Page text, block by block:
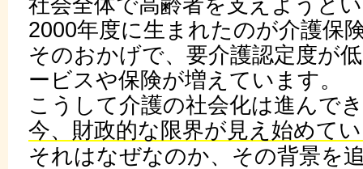
2000年度に生まれたのが介護保
そのおかげで、要介護認定度が
ービスや保険が増えています。
こうして介護の社会化は進んで
今、財政的な限界が見え始めて
それはなぜなのか、その背景を